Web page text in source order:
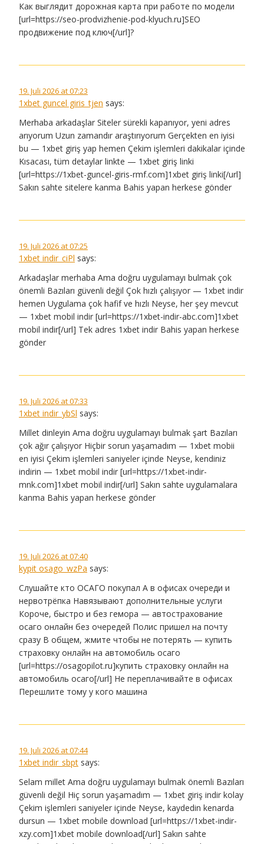
Как выглядит дорожная карта при работе по модели
[url=https://seo-prodvizhenie-pod-klyuch.ru]SEO
продвижение под ключ[/url]?
19. Juli 2026 at 07:23
1xbet guncel giris_tjen says:
Merhaba arkadaşlar Siteler sürekli kapanıyor, yeni adres
arıyorum Uzun zamandır araştırıyorum Gerçekten en iyisi
bu — 1xbet giriş yap hemen Çekim işlemleri dakikalar içinde
Kısacası, tüm detaylar linkte — 1xbet giriş linki
[url=https://1xbet-guncel-giris-rmf.com]1xbet giriş linki[/url]
Sakın sahte sitelere kanma Bahis yapan herkese gönder
19. Juli 2026 at 07:25
1xbet indir_ciPl says:
Arkadaşlar merhaba Ama doğru uygulamayı bulmak çok
önemli Bazıları güvenli değil Çok hızlı çalışıyor — 1xbet indir
hemen Uygulama çok hafif ve hızlı Neyse, her şey mevcut
— 1xbet mobil indir [url=https://1xbet-indir-abc.com]1xbet
mobil indir[/url] Tek adres 1xbet indir Bahis yapan herkese
gönder
19. Juli 2026 at 07:33
1xbet indir_ybSl says:
Millet dinleyin Ama doğru uygulamayı bulmak şart Bazıları
çok ağır çalışıyor Hiçbir sorun yaşamadım — 1xbet mobii
en iyisi Çekim işlemleri saniyeler içinde Neyse, kendiniz
indirin — 1xbet mobil indir [url=https://1xbet-indir-
mnk.com]1xbet mobil indir[/url] Sakın sahte uygulamalara
kanma Bahis yapan herkese gönder
19. Juli 2026 at 07:40
kypit osago_wzPa says:
Слушайте кто ОСАГО покупал А в офисах очереди и
нервотрёпка Навязывают дополнительные услуги
Короче, быстро и без гемора — автострахование
осаго онлайн без очередей Полис пришел на почту
сразу В общем, жмите чтобы не потерять — купить
страховку онлайн на автомобиль осаго
[url=https://osagopilot.ru]купить страховку онлайн на
автомобиль осаго[/url] Не переплачивайте в офисах
Перешлите тому у кого машина
19. Juli 2026 at 07:44
1xbet indir_sbpt says:
Selam millet Ama doğru uygulamayı bulmak önemli Bazıları
güvenli değil Hiç sorun yaşamadım — 1xbet giriş indir kolay
Çekim işlemleri saniyeler içinde Neyse, kaydedin kenarda
dursun — 1xbet mobile download [url=https://1xbet-indir-
xzy.com]1xbet mobile download[/url] Sakın sahte